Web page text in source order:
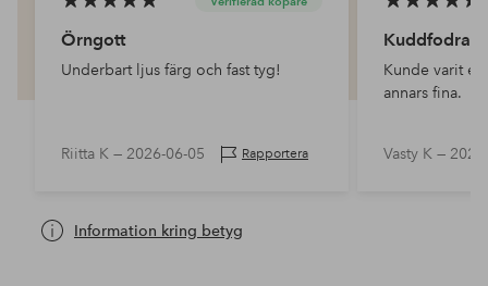
Örngott
Underbart ljus färg och fast tyg!
Riitta K — 2026-06-05 Rapportera
Kuddfodral
Kunde varit
annars fina.
Vasty K —
Information kring betyg